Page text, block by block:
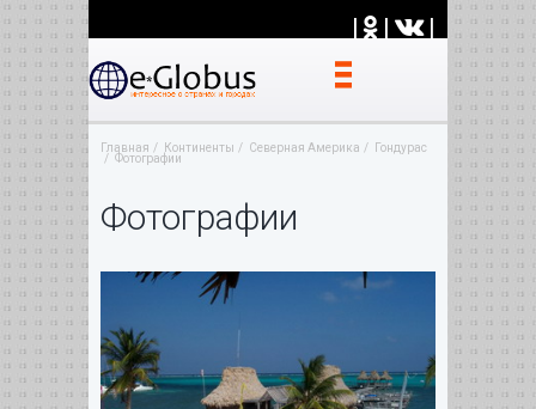
| | |
Главная Континенты Северная Америка
Гондурас
Фотографии
Фотографии